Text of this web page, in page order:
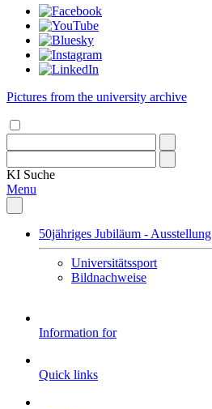
Pictures from the university archive
KI Suche
Menu
50jähriges Jubiläum - Ausstellung
Universitätssport
Bildnachweise
Information for
Quick links